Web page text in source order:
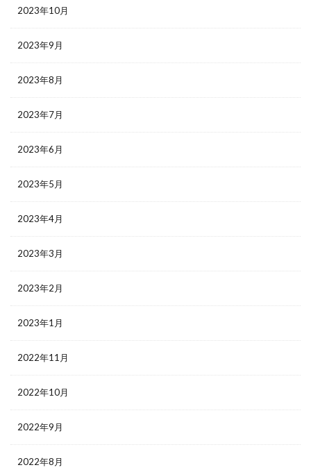
2023年10月
2023年9月
2023年8月
2023年7月
2023年6月
2023年5月
2023年4月
2023年3月
2023年2月
2023年1月
2022年11月
2022年10月
2022年9月
2022年8月